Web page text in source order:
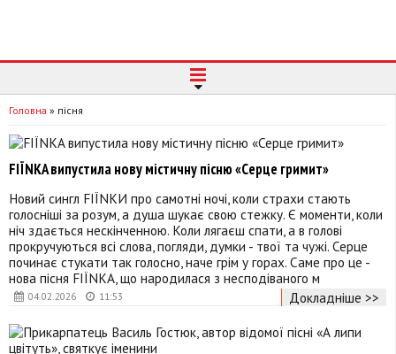
Головна » пісня
04.02.2026 11:53
FIЇNKA випустила нову містичну пісню «Серце гримит»
Новий сингл FIЇNKИ про самотні ночі, коли страхи стають
голосніші за розум, а душа шукає свою стежку. Є моменти, коли
ніч здається нескінченною. Коли лягаєш спати, а в голові
прокручуються всі слова, погляди, думки - твої та чужі. Серце
починає стукати так голосно, наче грім у горах. Саме про це -
нова пісня FIЇNKA, що народилася з несподіваного м
Докладніше >>